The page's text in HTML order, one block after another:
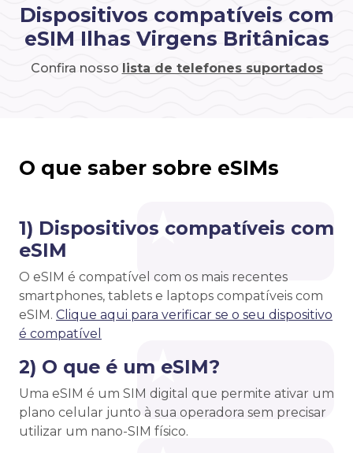
Dispositivos compatíveis com
eSIM Ilhas Virgens Britânicas
Confira nosso lista de telefones suportados
O que saber sobre eSIMs
1) Dispositivos compatíveis com
eSIM
O eSIM é compatível com os mais recentes
smartphones, tablets e laptops compatíveis com
eSIM. Clique aqui para verificar se o seu dispositivo
é compatível
2) O que é um eSIM?
Uma eSIM é um SIM digital que permite ativar um
plano celular junto à sua operadora sem precisar
utilizar um nano-SIM físico.